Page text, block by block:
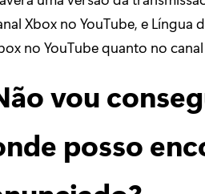
Xbox no YouTube, e Língua
no YouTube quanto no
vou
posso